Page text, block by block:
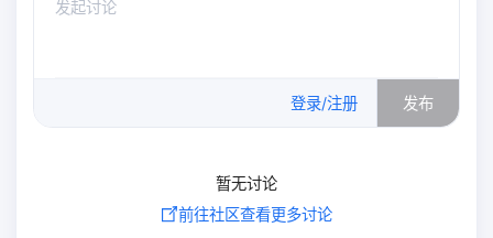
登录/注册 发布
暂无讨论
前往社区查看更多讨论